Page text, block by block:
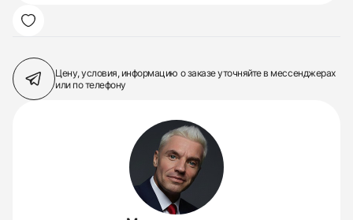
Цену, условия, информацию о заказеуточняйте в мессенджерах
или по телефону